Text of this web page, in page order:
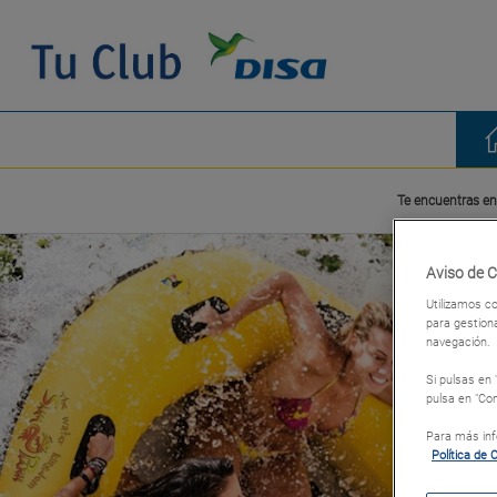
Te encuentras
Aviso de
Utilizamos
para
navegación.
Si pulsas en
pulsa en
Para más
Política de